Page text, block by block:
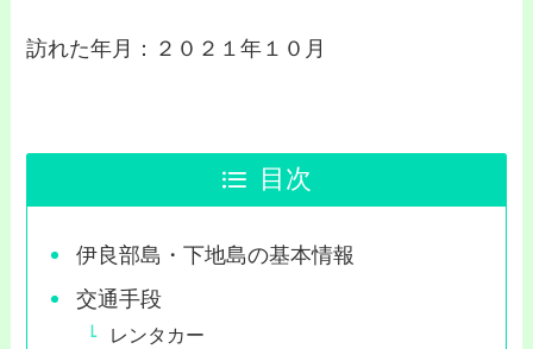
訪れた年月：２０２１年１０月
目次
伊良部島・下地島の基本情報
交通手段
レンタカー